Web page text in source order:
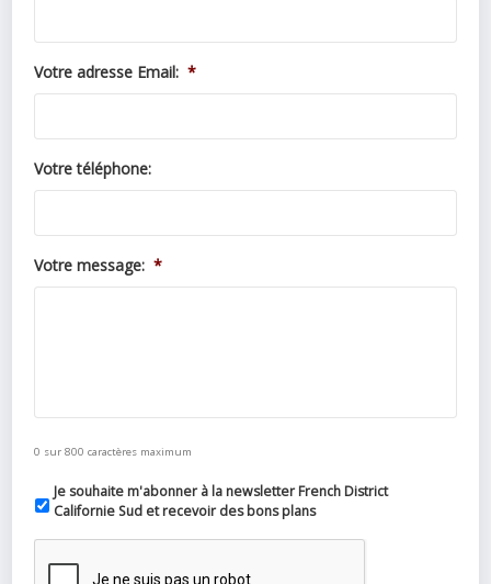
Votre adresse Email: *
Votre téléphone:
Votre message: *
0 sur 800 caractères maximum
Je souhaite m'abonner à la newsletter French District
Californie Sud et recevoir des bons plans